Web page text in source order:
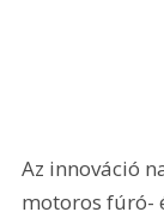
Az innováció
motoros fúró-